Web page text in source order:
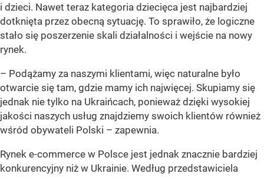
i dzieci. Nawet teraz kategoria dziecięca jest najbardziej
dotknięta przez obecną sytuację. To sprawiło, że logiczne
stało się poszerzenie skali działalności i wejście na nowy
rynek.
– Podążamy za naszymi klientami, więc naturalne było
otwarcie się tam, gdzie mamy ich najwięcej. Skupiamy się
jednak nie tylko na Ukraińcach, ponieważ dzięki wysokiej
jakości naszych usług znajdziemy swoich klientów również
wśród obywateli Polski – zapewnia.
Rynek e-commerce w Polsce jest jednak znacznie bardziej
konkurencyjny niż w Ukrainie. Według przedstawiciela